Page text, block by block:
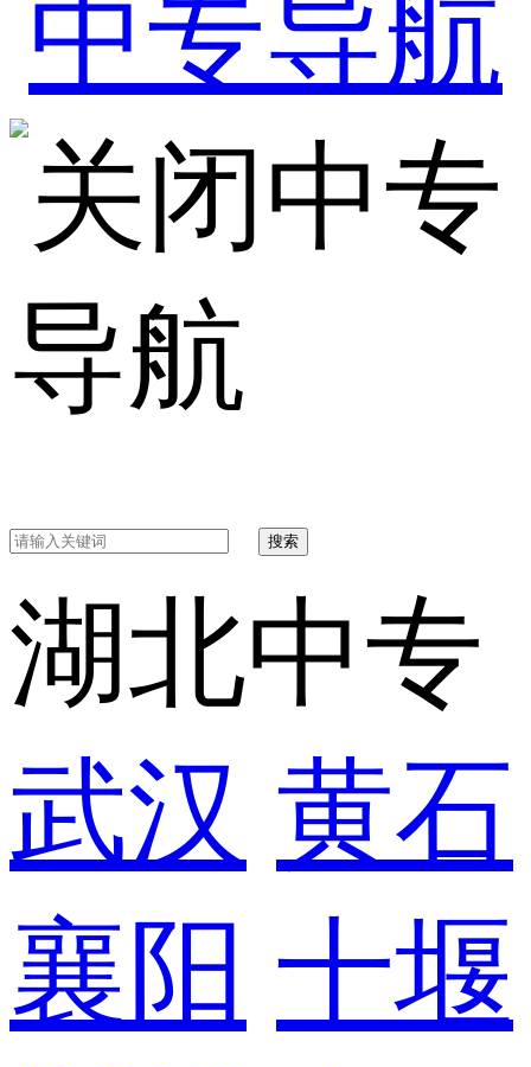
中专
导航
搜索
湖北中专
武汉 黄石
襄阳 十堰